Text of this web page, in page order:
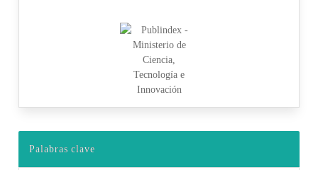
Palabras clave